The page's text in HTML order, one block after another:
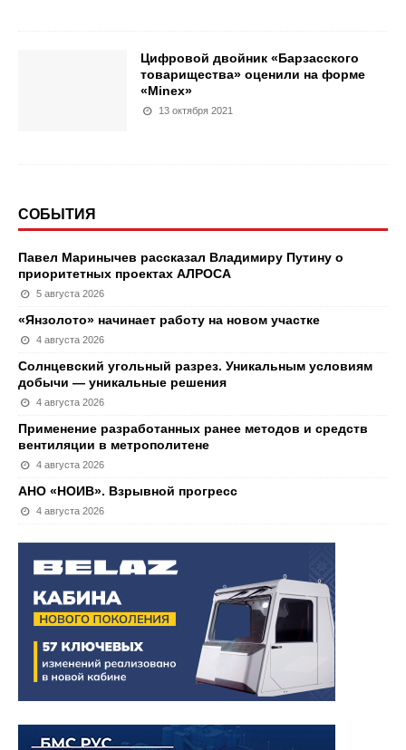
Цифровой двойник «Барзасского
товарищества» оценили на форме
«Minex»
13 октября 2021
СОБЫТИЯ
Павел Маринычев рассказал Владимиру Путину о
приоритетных проектах АЛРОСА
5 августа 2026
«Янзолото» начинает работу на новом участке
4 августа 2026
Солнцевский угольный разрез. Уникальным условиям
добычи — уникальные решения
4 августа 2026
Применение разработанных ранее методов и средств
вентиляции в метрополитене
4 августа 2026
АНО «НОИВ». Взрывной прогресс
4 августа 2026